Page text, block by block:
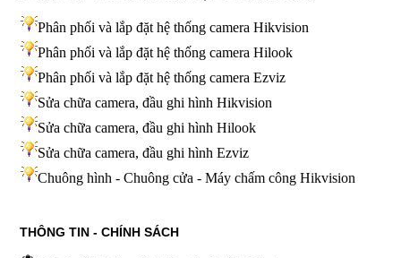
Phân phối và lắp đặt hệ thống camera Hikvision
Phân phối và lắp đặt hệ thống camera Hilook
Phân phối và lắp đặt hệ thống camera Ezviz
Sửa chữa camera, đầu ghi hình Hikvision
Sửa chữa camera, đầu ghi hình Hilook
Sửa chữa camera, đầu ghi hình Ezviz
Chuông hình - Chuông cửa - Máy chấm công Hikvision
THÔNG TIN - CHÍNH SÁCH